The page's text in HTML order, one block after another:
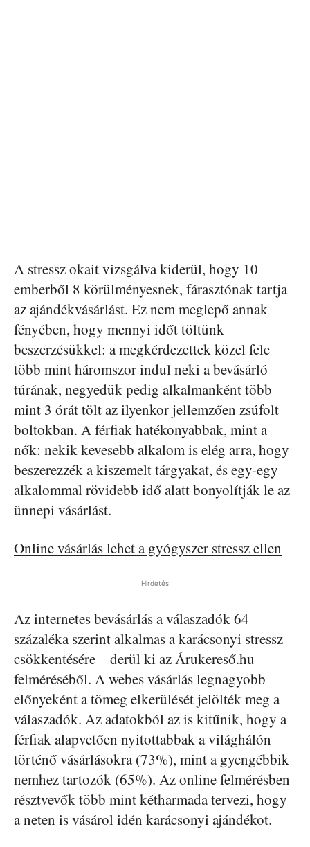
A stressz okait vizsgálva kiderül, hogy 10
emberből 8 körülményesnek, fárasztónak tartja
az ajándékvásárlást. Ez nem meglepő annak
fényében, hogy mennyi időt töltünk
beszerzésükkel: a megkérdezettek közel fele
több mint háromszor indul neki a bevásárló
túrának, negyedük pedig alkalmanként több
mint 3 órát tölt az ilyenkor jellemzően zsúfolt
boltokban. A férfiak hatékonyabbak, mint a
nők: nekik kevesebb alkalom is elég arra, hogy
beszerezzék a kiszemelt tárgyakat, és egy-egy
alkalommal rövidebb idő alatt bonyolítják le az
ünnepi vásárlást.
Online vásárlás lehet a gyógyszer stressz ellen
Hirdetés
Az internetes bevásárlás a válaszadók 64
százaléka szerint alkalmas a karácsonyi stressz
csökkentésére – derül ki az Árukereső.hu
felméréséből. A webes vásárlás legnagyobb
előnyeként a tömeg elkerülését jelölték meg a
válaszadók. Az adatokból az is kitűnik, hogy a
férfiak alapvetően nyitottabbak a világhálón
történő vásárlásokra (73%), mint a gyengébbik
nemhez tartozók (65%). Az online felmérésben
résztvevők több mint kétharmada tervezi, hogy
a neten is vásárol idén karácsonyi ajándékot.